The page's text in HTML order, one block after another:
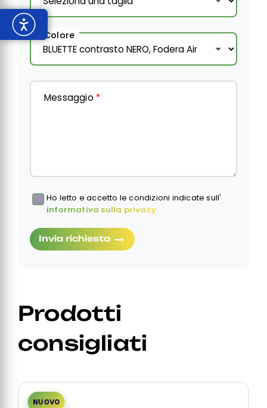
Colore
Messaggio *
Obbligatorio
Ho letto e accetto le condizioni indicate sull'
informativa sulla privacy
Invia richiesta
Prodotti
consigliati
NUOVO